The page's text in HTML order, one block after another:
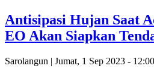
Antisipasi Hujan Saat
EO Akan Siapkan
Sarolangun | Jumat, 1 Sep 2023 -